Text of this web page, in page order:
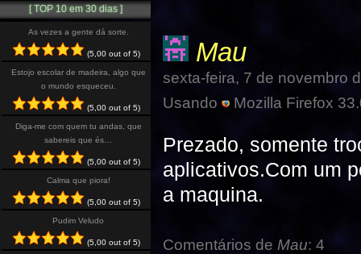
Mau
sexta-feira, 7 de novembro
Usando
Mozilla Firefox
Prezado, somente
aplicativos.Com um
a maquina.
Comentários de Mau: 4
[ TOP 10 em 30 dias ]
As vezes a gente dá sorte.
(5,00 out of 5)
Estojo escolar de madeira, algo que
o mundo esqueceu.
(5,00 out of 5)
Diga-me com quem tu andas, que
sabereis que és…
(5,00 out of 5)
Calma que piora!
(5,00 out of 5)
Pudim Veludo
(5,00 out of 5)